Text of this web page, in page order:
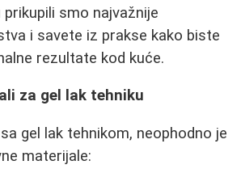
smo najvažnije
i savete iz prakse kako biste
rezultate kod kuće.
za gel lak tehniku
gel lak tehnikom, neophodno je
materijale: